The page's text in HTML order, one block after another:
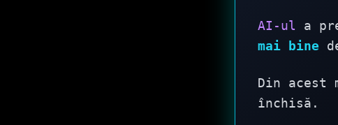
AI-ul a
mai bine
Din acest
închisă.